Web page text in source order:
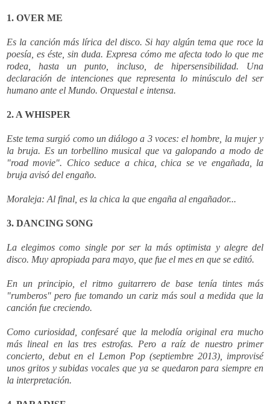
1. OVER ME
Es la canción más lírica del disco. Si hay algún tema que roce la
poesía, es éste, sin duda. Expresa cómo me afecta todo lo que me
rodea, hasta un punto, incluso, de hipersensibilidad. Una
declaración de intenciones que representa lo minúsculo del ser
humano ante el Mundo. Orquestal e intensa.
2. A WHISPER
Este tema surgió como un diálogo a 3 voces: el hombre, la mujer y
la bruja. Es un torbellino musical que va galopando a modo de
"road movie". Chico seduce a chica, chica se ve engañada, la
bruja avisó del engaño.
Moraleja: Al final, es la chica la que engaña al engañador...
3. DANCING SONG
La elegimos como single por ser la más optimista y alegre del
disco. Muy apropiada para mayo, que fue el mes en que se editó.
En un principio, el ritmo guitarrero de base tenía tintes más
"rumberos" pero fue tomando un cariz más soul a medida que la
canción fue creciendo.
Como curiosidad, confesaré que la melodía original era mucho
más lineal en las tres estrofas. Pero a raíz de nuestro primer
concierto, debut en el Lemon Pop (septiembre 2013), improvisé
unos gritos y subidas vocales que ya se quedaron para siempre en
la interpretación.